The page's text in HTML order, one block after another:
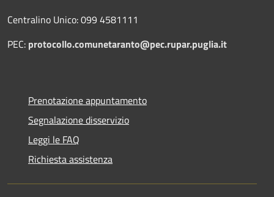
Centralino Unico: 099 4581111
PEC: protocollo.comunetaranto@pec.rupar.puglia.it
Prenotazione appuntamento
Segnalazione disservizio
Leggi le FAQ
Richiesta assistenza